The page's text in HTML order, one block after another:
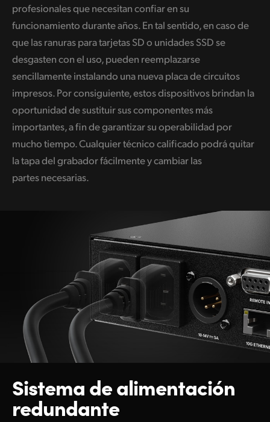
profesionales que necesitan confiar en su
funcionamiento durante años. En tal sentido, en caso de
que las ranuras para tarjetas SD o unidades SSD se
desgasten con el uso, pueden reemplazarse
sencillamente instalando una nueva placa de circuitos
impresos. Por consiguiente, estos dispositivos brindan la
oportunidad de sustituir sus componentes más
importantes, a fin de garantizar su operabilidad por
mucho tiempo. Cualquier técnico calificado podrá quitar
la tapa del grabador fácilmente y cambiar las
partes necesarias.
Sistema dealimentación
redundante